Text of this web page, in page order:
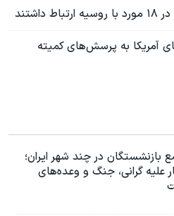
آمریکا به پرسش‌های کمیته
بازنشستگان در چند شهر ایران؛
علیه گرانی، جنگ و وعده‌های